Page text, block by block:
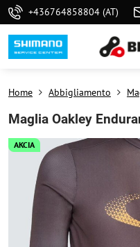
+436764858804 (AT)
AKCIA
Home Abbigliamento
Maglia Oakley